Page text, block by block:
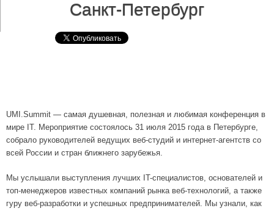
Санкт-Петербург
UMI.Summit — самая душевная, полезная и любимая конференция в
мире IT. Мероприятие состоялось 31 июля 2015 года в Петербурге,
собрало руководителей ведущих веб-студий и интернет-агентств со
всей России и стран ближнего зарубежья.
Мы услышали выступления лучших IT-специалистов, основателей и
топ-менеджеров известных компаний рынка веб-технологий, а также
гуру веб-разработки и успешных предпринимателей. Мы узнали, как